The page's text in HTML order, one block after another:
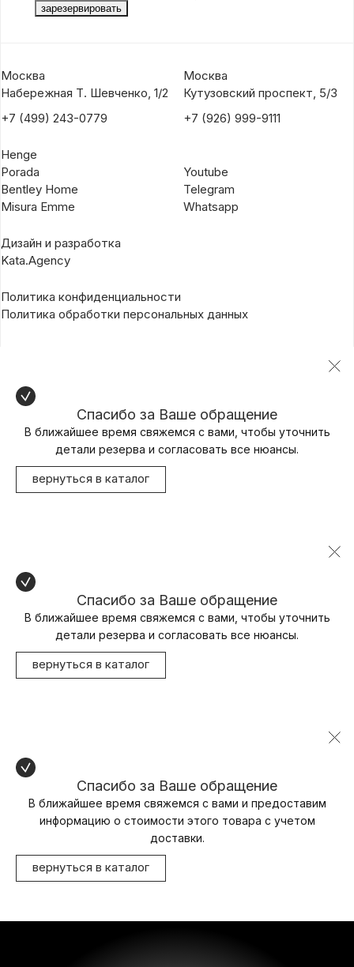
Москва
Набережная Т. Шевченко, 1/2
+7 (499) 243-0779
Москва
Кутузовский проспект, 5/3
+7 (926) 999-9111
Henge
Porada
Bentley Home
Misura Emme
Youtube
Telegram
Whatsapp
Дизайн и разработка
Kata.Agency
Политика конфиденциальности
Политика обработки персональных данных
Спасибо за Ваше обращение
В ближайшее время свяжемся с вами, чтобы уточнить
детали резерва и согласовать все нюансы.
вернуться в каталог
Спасибо за Ваше обращение
В ближайшее время свяжемся с вами, чтобы уточнить
детали резерва и согласовать все нюансы.
вернуться в каталог
Спасибо за Ваше обращение
В ближайшее время свяжемся с вами и предоставим
информацию о стоимости этого товара с учетом
доставки.
вернуться в каталог